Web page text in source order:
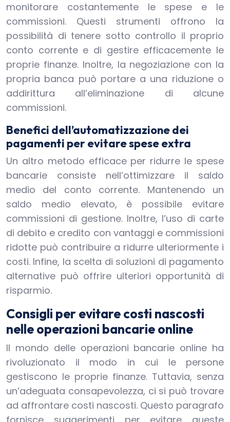
monitorare costantemente le spese e le
commissioni. Questi strumenti offrono la
possibilità di tenere sotto controllo il proprio
conto corrente e di gestire efficacemente le
proprie finanze. Inoltre, la negoziazione con la
propria banca può portare a una riduzione o
addirittura all’eliminazione di alcune
commissioni.
Benefici dell’automatizzazione dei
pagamenti per evitare spese extra
Un altro metodo efficace per ridurre le spese
bancarie consiste nell’ottimizzare il saldo
medio del conto corrente. Mantenendo un
saldo medio elevato, è possibile evitare
commissioni di gestione. Inoltre, l’uso di carte
di debito e credito con vantaggi e commissioni
ridotte può contribuire a ridurre ulteriormente i
costi. Infine, la scelta di soluzioni di pagamento
alternative può offrire ulteriori opportunità di
risparmio.
Consigli per evitare costi nascosti
nelle operazioni bancarie online
Il mondo delle operazioni bancarie online ha
rivoluzionato il modo in cui le persone
gestiscono le proprie finanze. Tuttavia, senza
un’adeguata consapevolezza, ci si può trovare
ad affrontare costi nascosti. Questo paragrafo